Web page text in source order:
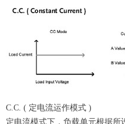
C.C. ( 定电流运作模式 )
定电流模式下，负载单元根据所